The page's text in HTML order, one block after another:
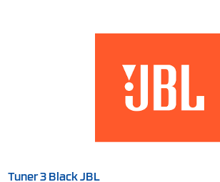
Tuner 3 Black JBL